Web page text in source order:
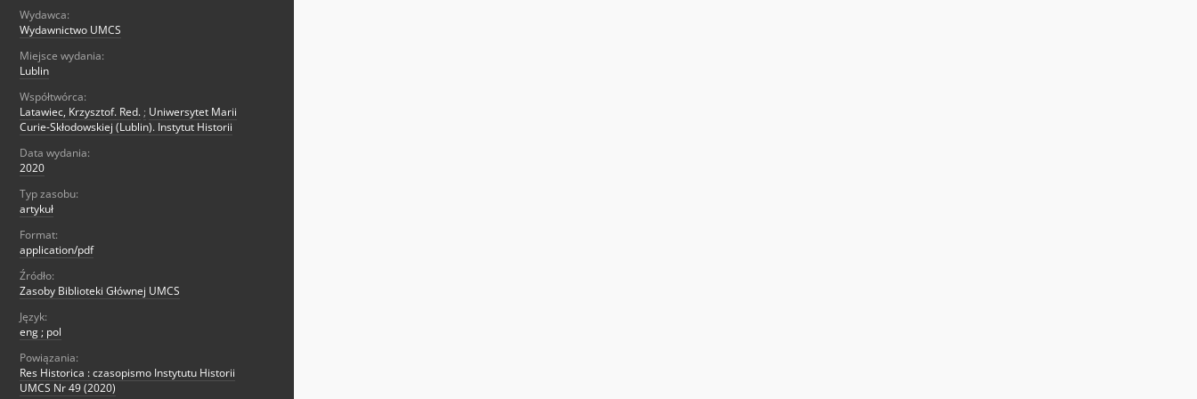
Wydawca:
Wydawnictwo UMCS
Miejsce wydania:
Lublin
Współtwórca:
Latawiec, Krzysztof. Red. ; Uniwersytet Marii
Curie-Skłodowskiej (Lublin). Instytut Historii
Data wydania:
2020
Typ zasobu:
artykuł
Format:
application/pdf
Źródło:
Zasoby Biblioteki Głównej UMCS
Język:
eng ; pol
Powiązania:
Res Historica : czasopismo Instytutu Historii
UMCS Nr 49 (2020)